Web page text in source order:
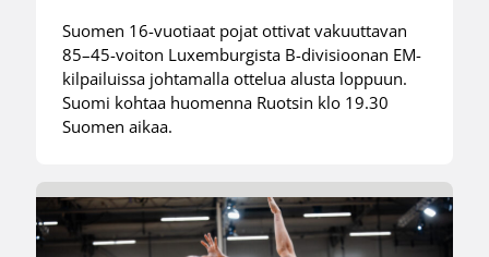
Suomen 16-vuotiaat pojat ottivat vakuuttavan
85–45-voiton Luxemburgista B-divisioonan EM-
kilpailuissa johtamalla ottelua alusta loppuun.
Suomi kohtaa huomenna Ruotsin klo 19.30
Suomen aikaa.